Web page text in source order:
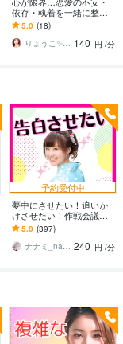
依存・執着を一緒に整理
します 不倫／復縁／片思
い｜累計4400件セラピス
ト♡心理×恋愛相談
5.0 (18)
りょうこ✨心を癒し現実を動かすセラピスト 140 円 /分
予約受付中
夢中にさせたい！追いか
けさせたい！作戦会議し
ます 恋愛相談｜告白させ
たい！優位に立ちたい！
相手の気持ち知りたい
5.0 (397)
ナナミ_nanami 240 円 /分